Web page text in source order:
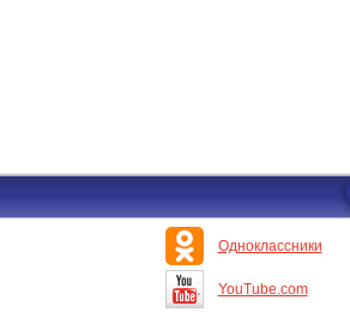
Одноклассники
YouTube.com